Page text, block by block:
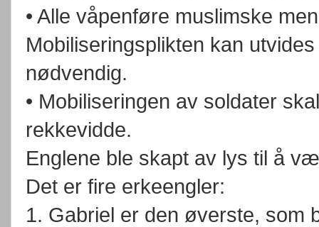
• Alle våpenføre muslimske
Mobiliseringsplikten kan
nødvendig.
• Mobiliseringen av soldater
rekkevidde.
Englene ble skapt av lys til å
Det er fire erkeengler:
1. Gabriel er den øverste, som